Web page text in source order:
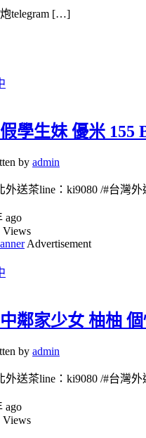
telegram […]
學生妹 優米 155
by admin
外送茶line：ki9080 /#台灣
ago
Views
Advertisement
鄰家少女 柚柚
by admin
外送茶line：ki9080 /#台灣
ago
Views